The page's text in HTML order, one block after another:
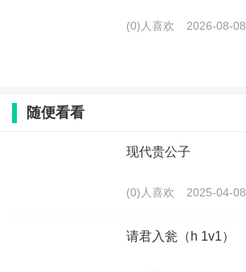
(0)人喜欢 2026-08-08
随便看看
现代贵公子
(0)人喜欢 2025-04-08
请君入瓮（h 1v1）